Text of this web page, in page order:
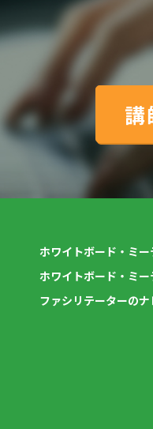
講
ホワイトボード・ミ
ホワイトボード・ミ
ファシリテーターの